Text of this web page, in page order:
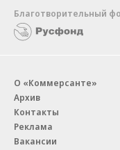
Благотворительный
О «Коммерсанте»
Архив
Контакты
Реклама
Вакансии